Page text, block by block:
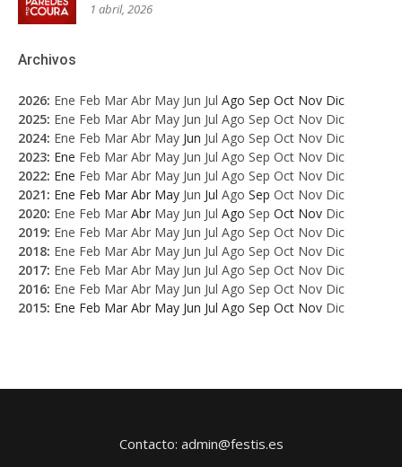
1 abril, 2026
Archivos
2026: Ene Feb Mar Abr May Jun Jul Ago Sep Oct Nov Dic
2025: Ene Feb Mar Abr May Jun Jul Ago Sep Oct Nov Dic
2024: Ene Feb Mar Abr May Jun Jul Ago Sep Oct Nov Dic
2023: Ene Feb Mar Abr May Jun Jul Ago Sep Oct Nov Dic
2022: Ene Feb Mar Abr May Jun Jul Ago Sep Oct Nov Dic
2021: Ene Feb Mar Abr May Jun Jul Ago Sep Oct Nov Dic
2020: Ene Feb Mar Abr May Jun Jul Ago Sep Oct Nov Dic
2019: Ene Feb Mar Abr May Jun Jul Ago Sep Oct Nov Dic
2018: Ene Feb Mar Abr May Jun Jul Ago Sep Oct Nov Dic
2017: Ene Feb Mar Abr May Jun Jul Ago Sep Oct Nov Dic
2016: Ene Feb Mar Abr May Jun Jul Ago Sep Oct Nov Dic
2015: Ene Feb Mar Abr May Jun Jul Ago Sep Oct Nov Dic
Contacto: admin@festis.es